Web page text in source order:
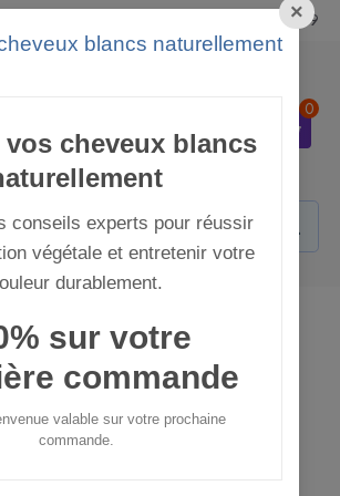
+37793256849
0
végétale rouges &
×
blancs naturellement
vos cheveux blancs
conseils experts pour réussir
végétale et entretenir votre
durablement.
sur votre
commande
valable sur votre prochaine
commande.